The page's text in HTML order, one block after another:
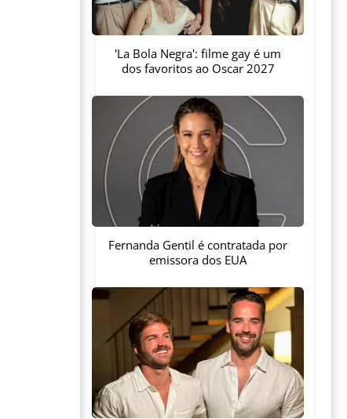
'La Bola Negra': filme gay é um
dos favoritos ao Oscar 2027
Fernanda Gentil é contratada por
emissora dos EUA